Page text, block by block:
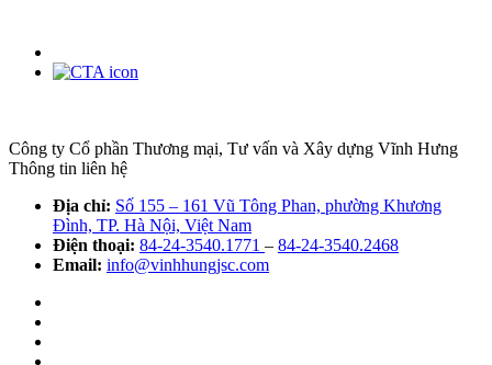
Công ty Cổ phần Thương mại, Tư vấn và Xây dựng Vĩnh Hưng
Thông tin liên hệ
Địa chỉ: Số 155 – 161 Vũ Tông Phan, phường Khương
Đình, TP. Hà Nội, Việt Nam
Điện thoại: 84-24-3540.1771 – 84-24-3540.2468
Email: info@vinhhungjsc.com